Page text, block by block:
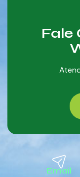
Fale
Email